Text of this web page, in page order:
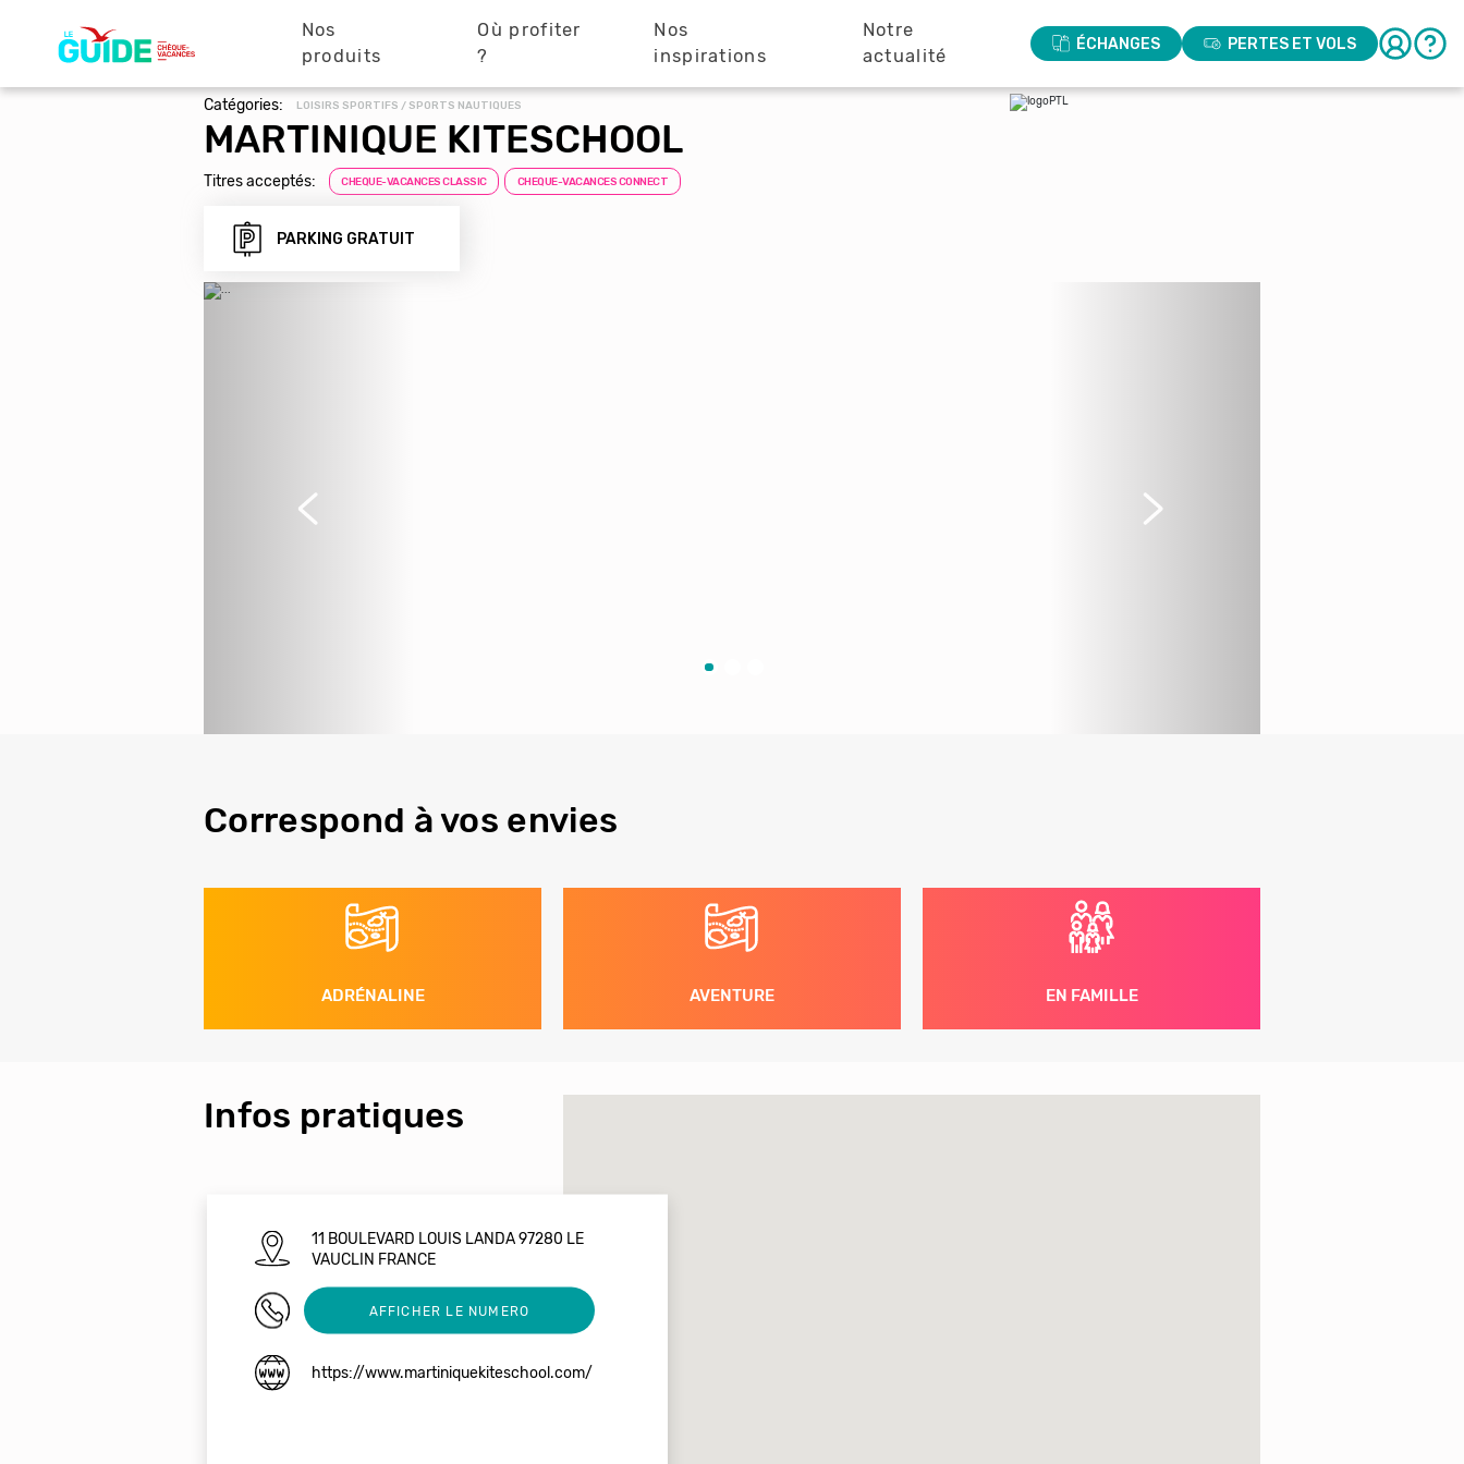
principale
Nos
produits
Où profiter
?
Nos
inspirations
Notre
actualité
ÉCHANGES PERTES ET VOLS
Catégories: LOISIRS SPORTIFS / SPORTS NAUTIQUES
MARTINIQUE KITESCHOOL
Titres acceptés: CHEQUE-VACANCES CLASSIC CHEQUE-VACANCES CONNECT
PARKING GRATUIT
Précédent Suivant
Correspond à vos envies
ADRÉNALINE AVENTURE EN FAMILLE
Infos pratiques
11 BOULEVARD LOUIS LANDA 97280 LE
VAUCLIN FRANCE
0622425065AFFICHER LE NUMERO
https://www.martiniquekiteschool.com/